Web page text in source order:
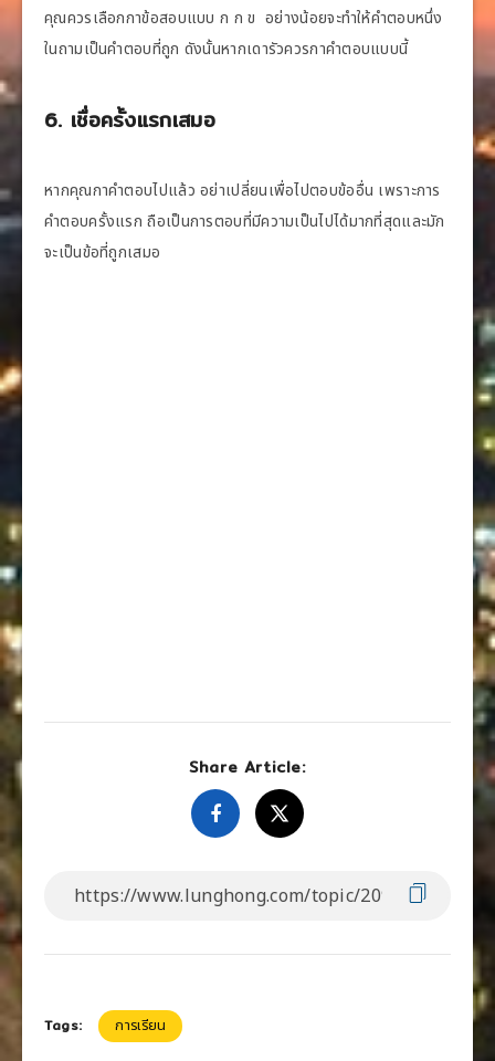
คุณควรเลือกกาข้อสอบแบบ ก ก ข อย่างน้อยจะทำให้คำตอบหนึ่ง
ในถามเป็นคำตอบที่ถูก ดังนั้นหากเดารัวควรกาคำตอบแบบนี้
6. เชื่อครั้งแรกเสมอ
หากคุณกาคำตอบไปแล้ว อย่าเปลี่ยนเพื่อไปตอบข้ออื่น เพราะการ
คำตอบครั้งแรก ถือเป็นการตอบที่มีความเป็นไปได้มากที่สุดและมัก
จะเป็นข้อที่ถูกเสมอ
Share Article:
Tags: การเรียน